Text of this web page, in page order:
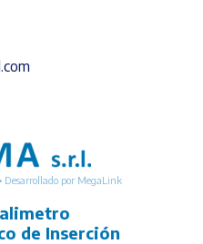
Desarrollado por MegaLink
de Inserción